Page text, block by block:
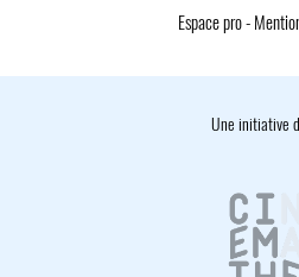
Espace pro-
Une initiative